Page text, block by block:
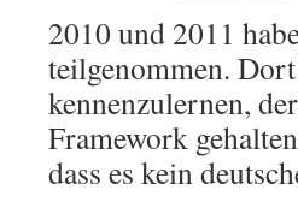
2010 und 2011
teilgenommen.
kennenzulernen,
Framework
dass es kein